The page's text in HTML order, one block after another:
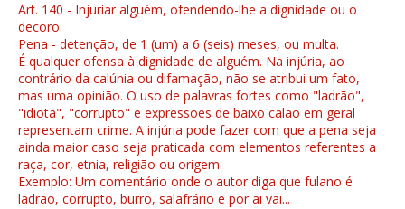
Art. 140 - Injuriar alguém, ofendendo-lhe a dignidade ou o
decoro.
Pena - detenção, de 1 (um) a 6 (seis) meses, ou multa.
É qualquer ofensa à dignidade de alguém. Na injúria, ao
contrário da calúnia ou difamação, não se atribui um fato,
mas uma opinião. O uso de palavras fortes como "ladrão",
"idiota", "corrupto" e expressões de baixo calão em geral
representam crime. A injúria pode fazer com que a pena seja
ainda maior caso seja praticada com elementos referentes a
raça, cor, etnia, religião ou origem.
Exemplo: Um comentário onde o autor diga que fulano é
ladrão, corrupto, burro, salafrário e por ai vai...